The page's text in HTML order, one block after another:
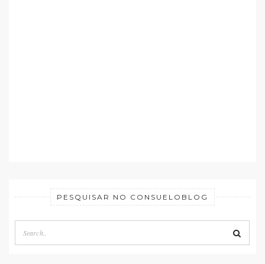
PESQUISAR NO CONSUELOBLOG